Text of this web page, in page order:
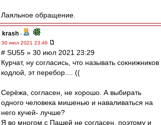
Лаяльное обращение.
krash -
30 июл 2021 23:46
# SU55 » 30 июл 2021 23:29
Курчат, ну согласись, что называть сокнижников
кодлой, эт перебор.... ((
Серёжа, согласен, не хорошо. А выбирать
одного человека мишенью и наваливаться на
него кучей- лучше?
Я во многом с Пашей не согласен, поэтому и